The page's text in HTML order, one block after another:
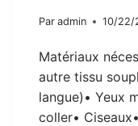
Par admin 10/22/
Matériaux
autre tissu
langue)• Yeux
coller•